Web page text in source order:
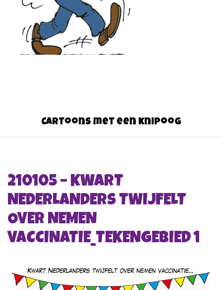
Cartoons met een knipoog
210105 – KWART
NEDERLANDERS TWIJFELT
OVER NEMEN
VACCINATIE_TEKENGEBIED 1